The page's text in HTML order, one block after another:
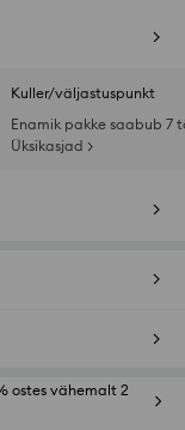
Kuller/väljastuspunkt
Enamik pakke saabub 7
Üksikasjad >
ostes vähemalt 2